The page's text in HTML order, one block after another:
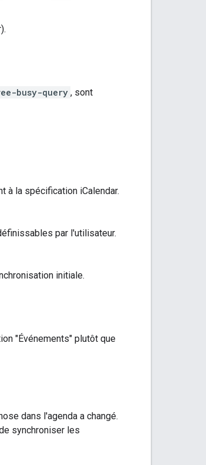
busy-query , sont
à la spécification iCalendar.
par l'utilisateur.
initiale.
"Événements" plutôt que
dans l'agenda a changé.
synchroniser les